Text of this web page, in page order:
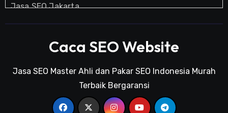
Jasa SEO Jakarta
Caca SEO Website
Jasa SEO Master Ahli dan Pakar SEO Indonesia Murah
Terbaik Bergaransi